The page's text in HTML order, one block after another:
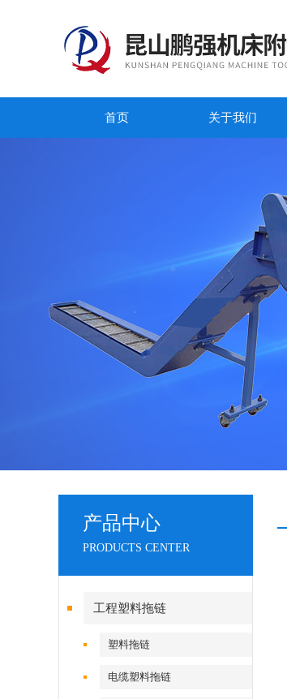
首页 关于我们
产品中心
PRODUCTS CENTER
工程塑料拖链
塑料拖链
电缆塑料拖链